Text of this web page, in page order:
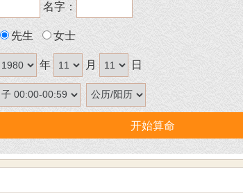
名字：
先生 女士
年 月 日